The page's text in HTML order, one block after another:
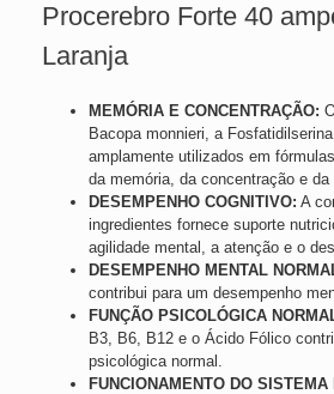
Procerebro Forte 40
Laranja
MEMÓRIA E CONCENTRAÇÃO:
Bacopa monnieri, a
amplamente utilizados em
da memória, da concentração e da
DESEMPENHO COGNITIVO: A
ingredientes fornece suporte
agilidade mental, a atenção e o
DESEMPENHO MENTAL
contribui para um desempenho
FUNÇÃO PSICOLÓGICA
B3, B6, B12 e o Ácido Fólico
psicológica normal.
FUNCIONAMENTO DO SISTEMA